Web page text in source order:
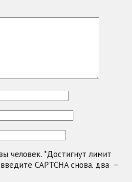
человек. *Достигнут лимит
CAPTCHA снова. два −